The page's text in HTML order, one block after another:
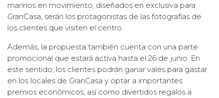
marinos en movimiento, diseñados en exclusiva para
GranCasa, serán los protagonistas de las fotografías de
los clientes que visiten el centro.
Además, la propuesta también cuenta con una parte
promocional que estará activa hasta el 26 de junio. En
este sentido, los clientes podrán ganar vales para gastar
en los locales de GranCasa y optar a importantes
premios económicos, así como divertidos regalos a